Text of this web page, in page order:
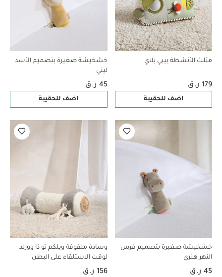
مثلث الأنشطة بيبي بلاي
179 ر.ق
اضف للحقيبة
خشخيشة صغيرة بتصميم الأسد
ليني
45 ر.ق
اضف للحقيبة
خشخيشة صغيرة بتصميم فرس
النهر هنري
45 ر.ق
وسادة ملفوفة ويلكم تو ذا وورلد
لوقت الاستلقاء على البطن
بتصميم فيل - أزرق
156 ر.ق